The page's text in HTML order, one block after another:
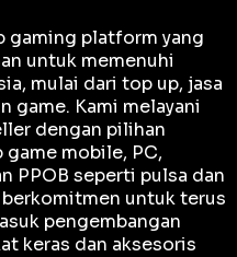
gaming platform yang
untuk memenuhi
mulai dari top up, jasa
game. Kami melayani
dengan pilihan
game mobile, PC,
PPOB seperti pulsa dan
berkomitmen untuk terus
pengembangan
keras dan aksesoris